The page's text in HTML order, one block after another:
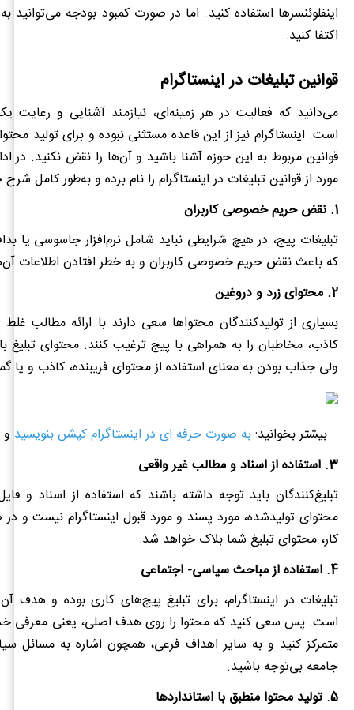
اینفلوئنسرها استفاده کنید. اما در صورت کمبود بودجه
اکتفا کنید.
قوانینتبلیغات در اینستاگرام
می‌دانید که فعالیت‌ در هر زمینه‌ای، نیازمند آشنایی و رعایت
است. اینستاگرام نیز از این قاعده مستثنی نبوده و برای تولید
قوانین مربوط به این حوزه آشنا باشید و آن‌ها را نقض نکنید. در
مورد از قوانین تبلیغات در اینستاگرام را نام برده و به‌طور کامل
1. نقض حریم خصوصی کاربران
تبلیغات پیج، در هیچ شرایطی نباید شامل نرم‌افزار جاسوسی یا
که باعث نقض حریم خصوصی کاربران و به خطر افتادن اطلاعات
2. محتوای زرد و دروغین
بسیاری از تولیدکنندگان محتواها سعی دارند با ارائه مطالب
کاذب، مخاطبان را به همراهی با پیج ترغیب کنند. محتوای تبلیغ
ولی جذاب بودن به ‌معنای استفاده از محتوای فریبنده، کاذب و یا
بیشتر بخوانید:به صورت حرفه ای در اینستاگرام کپشن بنویسید
3. استفاده از اسناد و مطالب غیر واقعی
تبلیغ‌کنندگان باید توجه داشته باشند که استفاده از اسناد و
محتوای تولیدشده، مورد پسند و مورد قبول اینستاگرام نیست و
کار، محتوای تبلیغ شما بلاک خواهد شد.
4. استفاده از مباحث سیاسی- اجتماعی
تبلیغات در اینستاگرام، برای تبلیغ پیج‌های کاری بوده و هدف
است. پس سعی کنید که محتوا را روی هدف اصلی، یعنی معرفی
متمرکز کنید و به سایر اهداف فرعی، همچون اشاره به مسائل
جامعه بی‌توجه باشید.
5. تولید محتوا منطبق با استانداردها